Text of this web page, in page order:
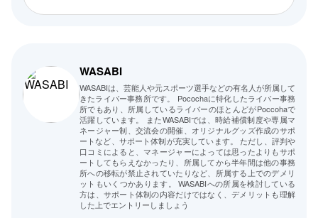
WASABI
WASABIは、芸能人や元スポーツ選手などの有名人が所属して
きたライバー事務所です。 Pocochaに特化したライバー事務
所でもあり、所属しているライバーのほとんどがPoccohaで
活躍しています。 またWASABIでは、時給補償制度や専属マ
ネージャー制、交流会の開催、オリジナルグッズ作成のサポ
ートなど、サポート体制が充実しています。 ただし、評判や
口コミによると、マネージャーによっては思ったよりもサポ
ートしてもらえなかったり、所属してから半年間は他の事務
所への移転が禁止されていたりなど、所属する上でのデメリ
ットもいくつかあります。 WASABIへの所属を検討している
方は、サポート体制の内容だけではなく、デメリットも理解
した上でエントリーしましょう